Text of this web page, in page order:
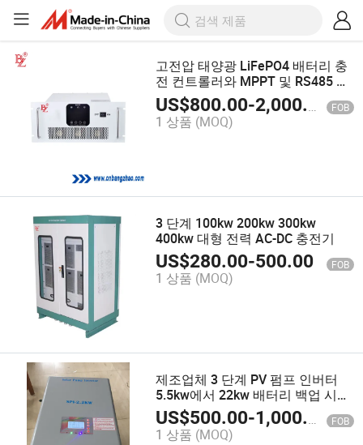
고전압 태양광 LiFePO4 배터리 충
전 컨트롤러와 MPPT 및 RS485 배
터리 에너지 저장 시스템
US$800.00-2,000.00 FOB
1 상품 (MOQ)
3 단계 100kw 200kw 300kw
400kw 대형 전력 AC-DC 충전기
US$280.00-500.00 FOB
1 상품 (MOQ)
제조업체 3 단계 PV 펌프 인버터
5.5kw에서 22kw 배터리 백업 시스
템이 없는 야외 수중 펌프 모터 인
버터
US$500.00-1,000.00 FOB
1 상품 (MOQ)